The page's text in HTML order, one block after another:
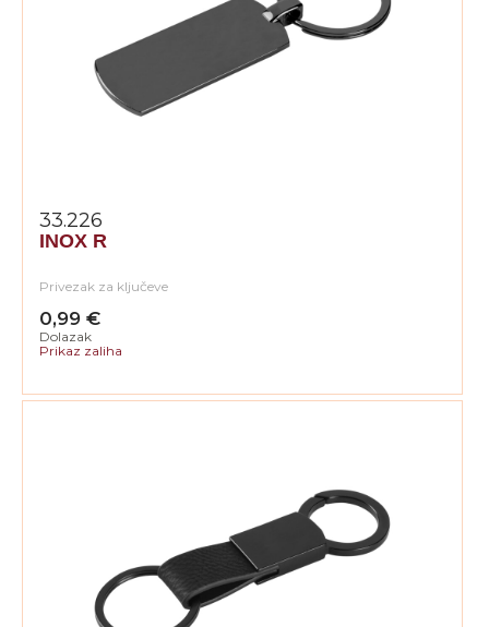
33.226
INOX R
Privezak za ključeve
0,99 €
Dolazak
Prikaz zaliha